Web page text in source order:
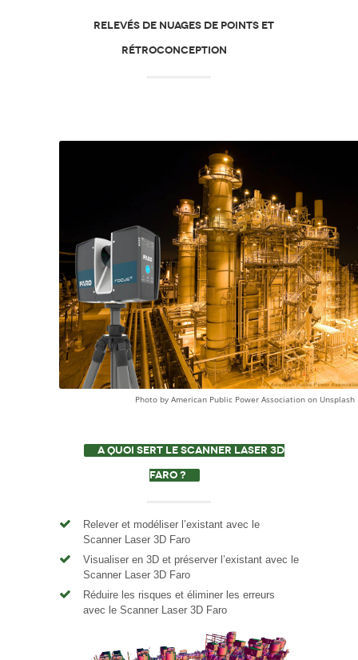
RELEVÉS DE NUAGES DE POINTS ET
RÉTROCONCEPTION
Photo by American Public Power Association on Unsplash
A QUOI SERT LE SCANNER LASER 3D
FARO ?
Relever et modéliser l’existant avec le
Scanner Laser 3D Faro
Visualiser en 3D et préserver l’existant avec le
Scanner Laser 3D Faro
Réduire les risques et éliminer les erreurs
avec le Scanner Laser 3D Faro